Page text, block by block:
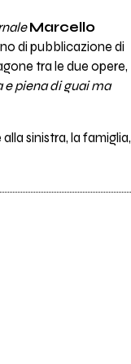
Marcello
di pubblicazione di
tra le due opere,
piena di guai ma
sinistra, la famiglia,